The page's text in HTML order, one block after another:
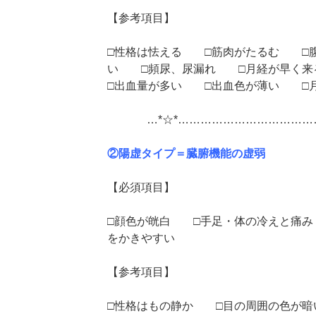
【参考項目】
□性格は怯える □筋肉がたるむ
い □頻尿、尿漏れ □月経が早く来
□出血量が多い □出血色が薄い □
②陽虚タイプ＝臓腑機能の虚弱
【必須項目】
□顔色が㿠白 □手足・体の冷え
をかきやすい
【参考項目】
□性格はもの静か □目の周囲の色